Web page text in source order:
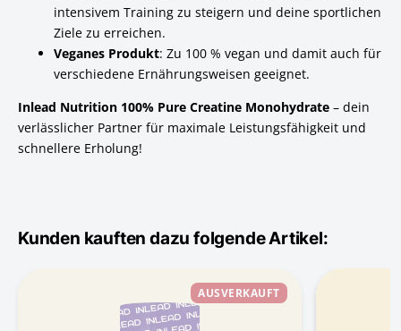
intensivem Training zu steigern und deine sportlichen
Ziele zu erreichen.
Veganes Produkt: Zu 100 % vegan und damit auch für
verschiedene Ernährungsweisen geeignet.
Inlead Nutrition 100% Pure Creatine Monohydrate – dein
verlässlicher Partner für maximale Leistungsfähigkeit und
schnellere Erholung!
Kunden kauften dazu folgende Artikel:
AUSVERKAUFT